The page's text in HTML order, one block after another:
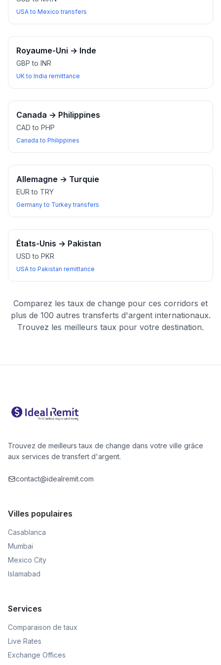
USA to Mexico transfers
Royaume-Uni → Inde
GBP to INR
UK to India remittance
Canada → Philippines
CAD to PHP
Canada to Philippines
Allemagne → Turquie
EUR to TRY
Germany to Turkey transfers
États-Unis → Pakistan
USD to PKR
USA to Pakistan remittance
Comparez les taux de change pour ces corridors et
plus de 100 autres transferts d'argent internationaux.
Trouvez les meilleurs taux pour votre destination.
Trouvez de meilleurs taux de change dans votre ville grâce
aux services de transfert d'argent.
contact@idealremit.com
Villes populaires
Casablanca
Mumbai
Mexico City
Islamabad
Services
Comparaison de taux
Live Rates
Exchange Offices